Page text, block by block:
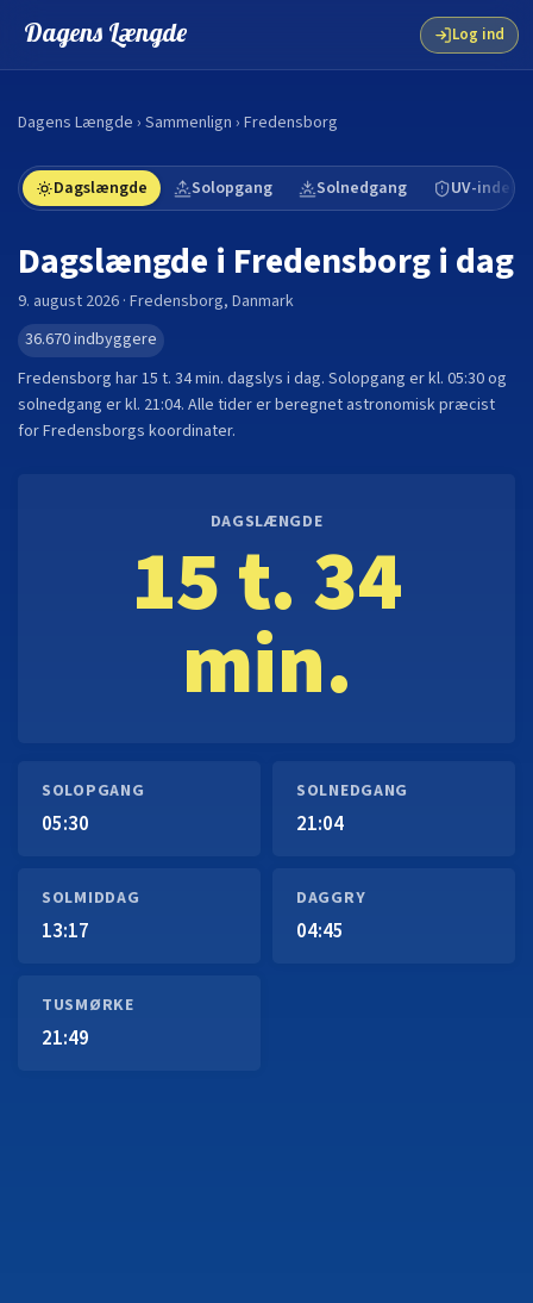
Dagens Længde Log ind
Dagens Længde › Sammenlign › Fredensborg
Dagslængde Solopgang Solnedgang UV-indeks
Dagslængde i Fredensborgi dag
9. august 2026 · Fredensborg, Danmark
36.670indbyggere
Fredensborg har15 t. 34 min. dagslys i dag. Solopgang er kl. 05:30og
solnedgang er kl. 21:04. Alle tider er beregnet astronomisk præcist
forFredensborgs koordinater.
DAGSLÆNGDE
15 t. 34
min.
SOLOPGANG
05:30
SOLNEDGANG
21:04
SOLMIDDAG
13:17
DAGGRY
04:45
TUSMØRKE
21:49